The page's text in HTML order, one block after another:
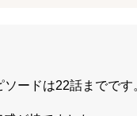
ードは22話までです